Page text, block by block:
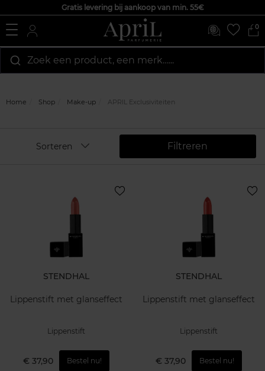
Gratis levering bij aankoop van min. 55€
0
Zoek een product, een merk…...
Home Shop Make-up APRIL Exclusiviteiten
Filtreren
Sorteren
STENDHAL
Lippenstift met glanseffect
Lippenstift
€ 37,90 Bestel nu!
STENDHAL
Lippenstift met glanseffect
Lippenstift
€ 37,90 Bestel nu!